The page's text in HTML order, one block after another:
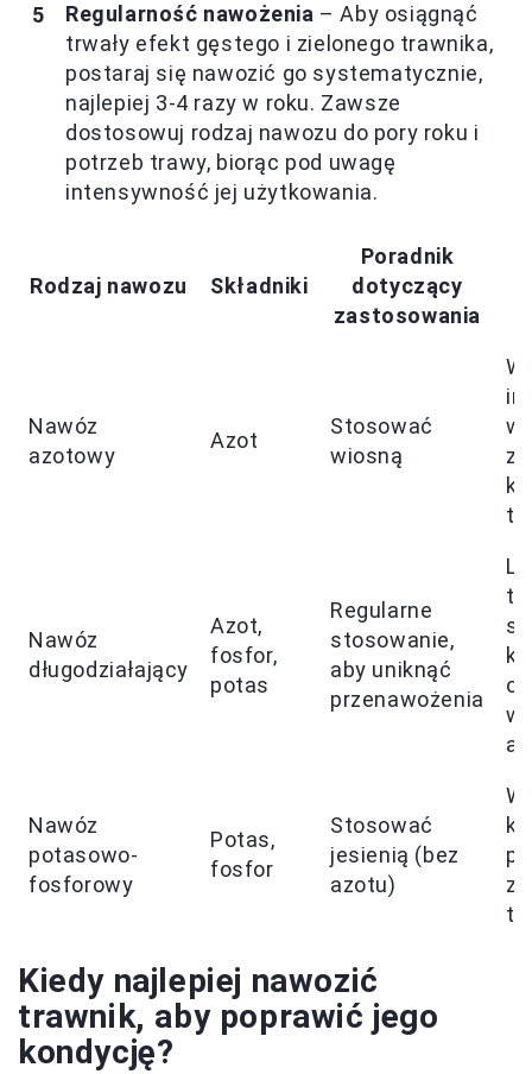
Regularność nawożenia – Aby osiągnąć
trwały efekt gęstego i zielonego trawnika,
postaraj się nawozić go systematycznie,
najlepiej 3-4 razy w roku. Zawsze
dostosowuj rodzaj nawozu do pory roku i
potrzeb trawy, biorąc pod uwagę
intensywność jej użytkowania.
Rodzaj nawozu Składniki
Poradnik
dotyczący
zastosowania
Nawóz
azotowy
Azot
Stosować
wiosną
Nawóz
długodziałający
Azot,
fosfor,
potas
Regularne
stosowanie,
aby uniknąć
przenawożenia
Nawóz
potasowo-
fosforowy
Potas,
fosfor
Stosować
jesienią (bez
azotu)
Kiedy najlepiej nawozić
trawnik, aby poprawić jego
kondycję?